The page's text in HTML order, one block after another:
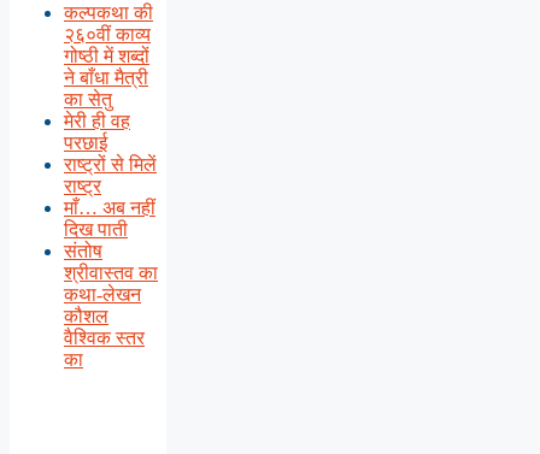
कल्पकथा की
२६०वीं काव्य
गोष्ठी में शब्दों
ने बाँधा मैत्री
का सेतु
मेरी ही वह
परछाई
राष्ट्रों से मिलें
राष्ट्र
माँ… अब नहीं
दिख पाती
संतोष
श्रीवास्तव का
कथा-लेखन
कौशल
वैश्विक स्तर
का